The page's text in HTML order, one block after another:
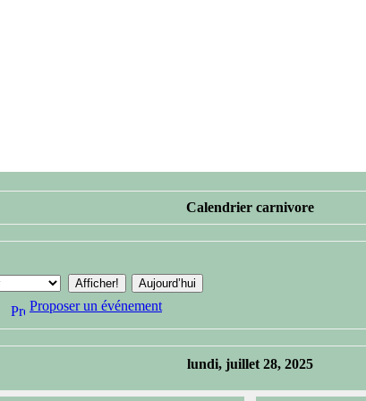
Calendrier carnivore
Proposer un événement
lundi, juillet 28, 2025